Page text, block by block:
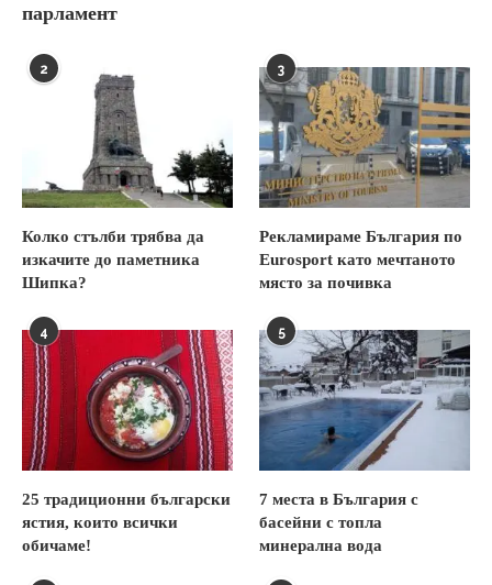
парламент
2
Колко стълби трябва да
изкачите до паметника
Шипка?
3
Рекламираме България по
Eurosport като мечтаното
място за почивка
4
25 традиционни български
ястия, които всички
обичаме!
5
7 места в България с
басейни с топла
минерална вода